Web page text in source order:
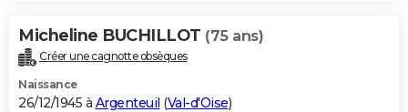
Micheline BUCHILLOT (75 ans)
Créer une cagnotte obsèques
Naissance
26/12/1945 à Argenteuil (Val-d'Oise)